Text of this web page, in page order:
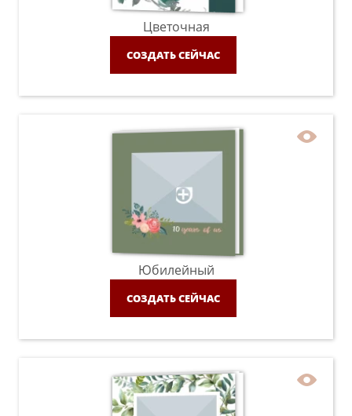
Цветочная
СОЗДАТЬ СЕЙЧАС
Юбилейный
СОЗДАТЬ СЕЙЧАС